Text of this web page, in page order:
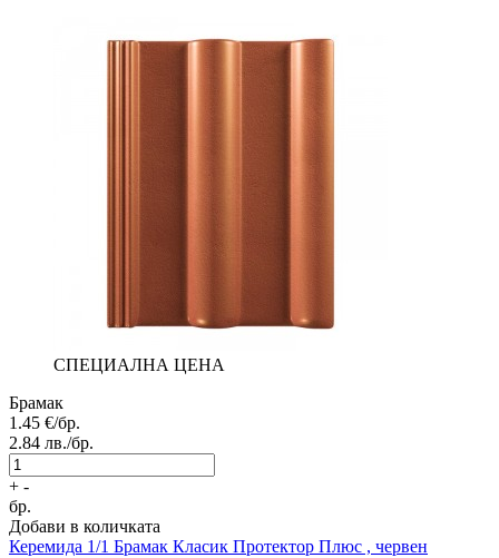
СПЕЦИАЛНА ЦЕНА
Брамак
1.45 €/бр.
2.84 лв./бр.
+ -
бр.
Добави в количката
Керемида 1/1 Брамак Класик Протектор Плюс , червен